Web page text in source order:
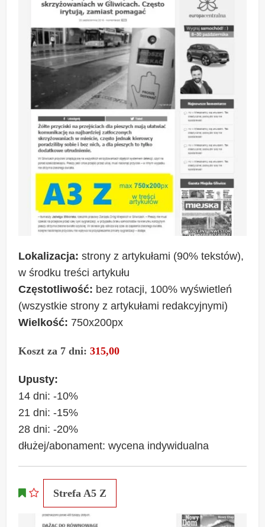
Lokalizacja:strony z artykułami (90% tekstów),
w środku treści artykułu
Częstotliwość: bez rotacji, 100% wyświetleń
(wszystkie strony z artykułami redakcyjnymi)
Wielkość: 750x200px
Koszt za 7 dni:315,00
Upusty:
14 dni: -10%
21 dni: -15%
28 dni: -20%
dłużej/abonament: wycena indywidualna
Strefa A5 Z